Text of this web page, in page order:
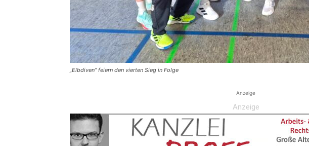
„Elbdiven“ feiern den vierten Sieg in Folge
Anzeige
Anzeige